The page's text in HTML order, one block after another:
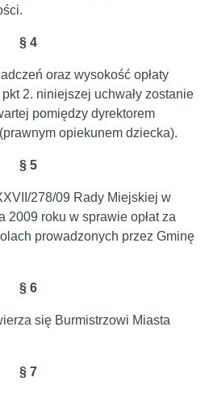
§ 4
oraz wysokość opłaty
2. niniejszej uchwały zostanie
pomiędzy dyrektorem
opiekunem dziecka).
§ 5
278/09 Rady Miejskiej w
2009 roku w sprawie opłat za
prowadzonych przez Gminę
§ 6
się Burmistrzowi Miasta
§ 7